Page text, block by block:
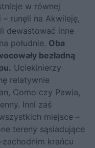
w równej
runęli na Akwileję,
dewastować inne
południe. Oba
bezładną
Uciekinierzy
relatywnie
Como czy Pawia,
Inni zaś
miejsce –
tereny sąsiadujące
zachodnim krańcu